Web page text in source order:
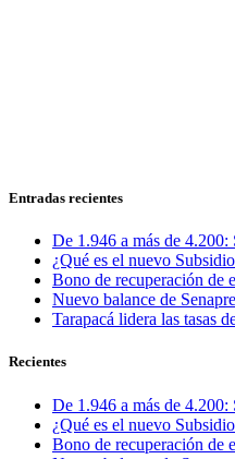
Entradas recientes
De 1.946 a más de
¿Qué es el nuevo
Bono de recuperación de
Nuevo balance de
Tarapacá lidera las tasas
Recientes
De 1.946 a más de
¿Qué es el nuevo
Bono de recuperación de